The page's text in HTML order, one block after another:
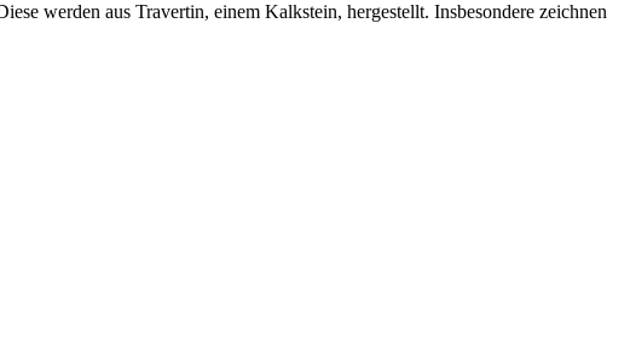
werden aus Travertin, einem Kalkstein, hergestellt. Insbesondere zeichnen